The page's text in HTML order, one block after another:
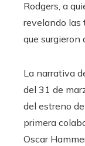
Rodgers, a
revelando las
que surgieron
La narrativa
del 31 de
del estreno
primera
Oscar